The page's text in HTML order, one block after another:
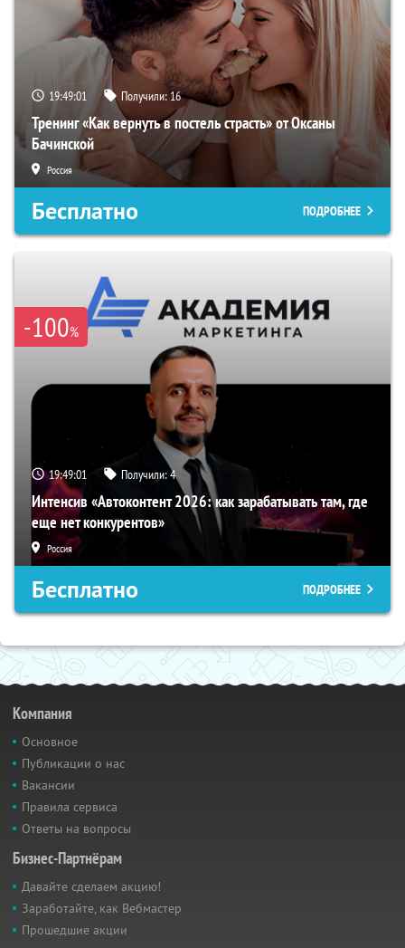
19:49:00 Получили:16
Тренинг «Как вернуть в постель страсть» от Оксаны
Бачинской
Россия
Бесплатно ПОДРОБНЕЕ
-100%
19:49:00 Получили:4
Интенсив «Автоконтент 2026: как зарабатывать там, где
еще нет конкурентов»
Россия
Бесплатно ПОДРОБНЕЕ
Компания
Основное
Публикации о нас
Вакансии
Правила сервиса
Ответы на вопросы
Бизнес-Партнёрам
Давайте сделаем акцию!
Заработайте, как Вебмастер
Прошедшие акции